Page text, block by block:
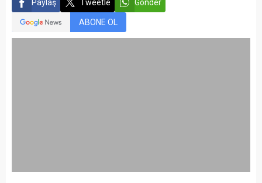
Paylaş Tweetle Gönder
ABONE OL